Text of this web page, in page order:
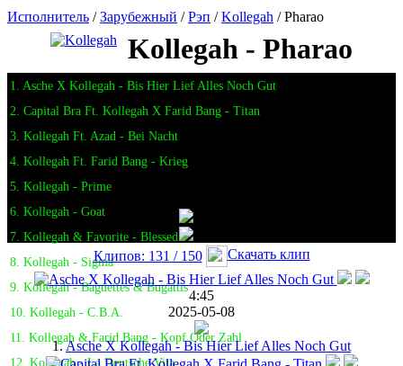
Исполнитель /Зарубежный /Рэп /Kollegah / Pharao
Kollegah - Pharao
1. Asche X Kollegah - Bis Hier Lief Alles Noch Gut
2. Capital Bra Ft. Kollegah X Farid Bang - Titan
3. Kollegah Ft. Azad - Bei Nacht
4. Kollegah Ft. Farid Bang - Krieg
5. Kollegah - Prime
6. Kollegah - Goat
7. Kollegah & Favorite - Blessed
8. Kollegah - Sigma
9. Kollegah - Baguettes & Bugattis
10. Kollegah - C.B.A.
11. Kollegah & Farid Bang - Kopf Oder Zahl
12. Kollegah - La Deutsche Vita
Клипов: 131 / 150 Скачать клип
4:45
2025-05-08
1.Asche X Kollegah - Bis Hier Lief Alles Noch Gut